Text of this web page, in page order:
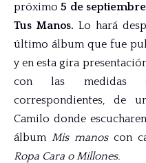
próximo5 de septiembre
Tus Manos.Lo hará
último álbum que fue
y en esta gira
con las medidas
correspondientes, de
Camilo donde
álbum Mis manoscon
Ropa Cara o Millones.